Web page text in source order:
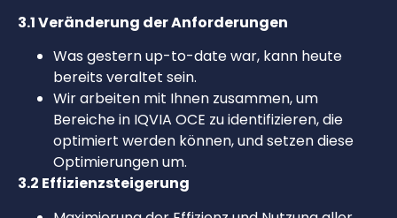
3.1 Veränderung der Anforderungen
Was gestern up-to-date war, kann heute
bereits veraltet sein.
Wir arbeiten mit Ihnen zusammen, um
Bereiche in IQVIA OCE zu identifizieren, die
optimiert werden können, und setzen diese
Optimierungen um.
3.2 Effizienzsteigerung